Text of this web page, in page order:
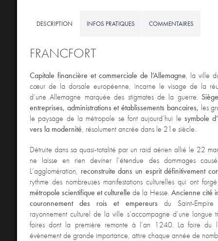
DESCRIPTION INFOS PRATIQUES COMMENTAIRES
FRANCFORT
Capitale financière et commerciale de l’Allemagne, la ville
cœur de la dorsale européenne, incarne le visage de la
d’une Allemagne marquée des stigmates de la guerre.
entreprises, administrations et établissements bancaires, les
le paysage de la métropole se font aujourd’hui le symbole
vers la modernité, résolument ancrée dans le 21e siècle.
Détruite dans sa quasi-totalité par un raid aérien allié le 22
ne laisse en rien deviner l’étendue des dommages
L’agglomération, reconstruite dans un esprit définitivement
rythme des nombreuses manifestations culturelles qui ont
métropole scientifique et culturelle de la Hesse. Ancienne cité
couronnement des rois et empereurs du Saint-
rayonnement culturel de la ville s’accompagne d’une longue
foires dont la première remonte à l’an 1240. La foire du
évènement de grande importance, attire chaque année de